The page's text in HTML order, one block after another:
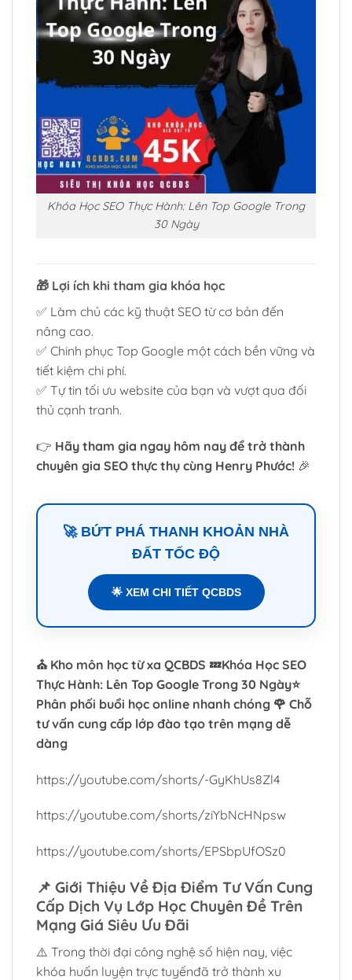
Khóa Học SEO Thực Hành: Lên Top Google Trong
30 Ngày
🎁 Lợi ích khi tham gia khóa học
✅ Làm chủ các kỹ thuật SEO từ cơ bản đến
nâng cao.
✅ Chinh phục Top Google một cách bền vững và
tiết kiệm chi phí.
✅ Tự tin tối ưu website của bạn và vượt qua đối
thủ cạnh tranh.
👉 Hãy tham gia ngay hôm nay để trở thành
chuyên gia SEO thực thụ cùng Henry Phước! 🎉
🚀 BỨT PHÁ THANH KHOẢN NHÀ
ĐẤT TỐC ĐỘ
🌟 XEM CHI TIẾT QCBDS
⛪ Kho môn học từ xa QCBDS 💤Khóa Học SEO
Thực Hành: Lên Top Google Trong 30 Ngày⭐
Phân phối buổi học online nhanh chóng 🌹 Chỗ
tư vấn cung cấp lớp đào tạo trên mạng dễ
dàng
https://youtube.com/shorts/-GyKhUs8Zl4
https://youtube.com/shorts/ziYbNcHNpsw
https://youtube.com/shorts/EPSbpUfOSz0
📌 Giới Thiệu Về Địa Điểm Tư Vấn Cung
Cấp Dịch Vụ Lớp Học Chuyên Đề Trên
Mạng Giá Siêu Ưu Đãi
⚠️ Trong thời đại công nghệ số hiện nay, việc
khóa huấn luyện trực tuyếnđã trở thành xu